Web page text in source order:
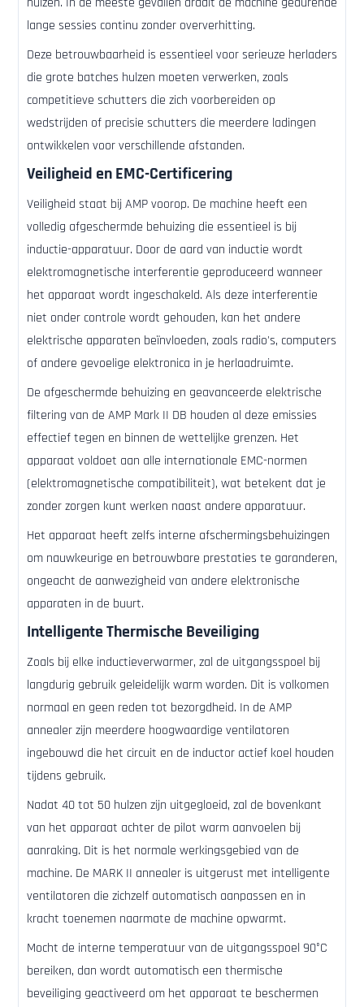
lange sessies continu zonder oververhitting.
Deze betrouwbaarheid is essentieel voor serieuze herladers
die grote batches hulzen moeten verwerken, zoals
competitieve schutters die zich voorbereiden op
wedstrijden of precisie schutters die meerdere ladingen
ontwikkelen voor verschillende afstanden.
Veiligheid en EMC-Certificering
Veiligheid staat bij AMP voorop. De machine heeft een
volledig afgeschermde behuizing die essentieel is bij
inductie-apparatuur. Door de aard van inductie wordt
elektromagnetische interferentie geproduceerd wanneer
het apparaat wordt ingeschakeld. Als deze interferentie
niet onder controle wordt gehouden, kan het andere
elektrische apparaten beïnvloeden, zoals radio's, computers
of andere gevoelige elektronica in je herlaadruimte.
De afgeschermde behuizing en geavanceerde elektrische
filtering van de AMP Mark II DB houden al deze emissies
effectief tegen en binnen de wettelijke grenzen. Het
apparaat voldoet aan alle internationale EMC-normen
(elektromagnetische compatibiliteit), wat betekent dat je
zonder zorgen kunt werken naast andere apparatuur.
Het apparaat heeft zelfs interne afschermingsbehuizingen
om nauwkeurige en betrouwbare prestaties te garanderen,
ongeacht de aanwezigheid van andere elektronische
apparaten in de buurt.
Intelligente Thermische Beveiliging
Zoals bij elke inductieverwarmer, zal de uitgangsspoel bij
langdurig gebruik geleidelijk warm worden. Dit is volkomen
normaal en geen reden tot bezorgdheid. In de AMP
annealer zijn meerdere hoogwaardige ventilatoren
ingebouwd die het circuit en de inductor actief koel houden
tijdens gebruik.
Nadat 40 tot 50 hulzen zijn uitgegloeid, zal de bovenkant
van het apparaat achter de pilot warm aanvoelen bij
aanraking. Dit is het normale werkingsgebied van de
machine. De MARK II annealer is uitgerust met intelligente
ventilatoren die zichzelf automatisch aanpassen en in
kracht toenemen naarmate de machine opwarmt.
Mocht de interne temperatuur van de uitgangsspoel 90°C
bereiken, dan wordt automatisch een thermische
beveiliging geactiveerd om het apparaat te beschermen